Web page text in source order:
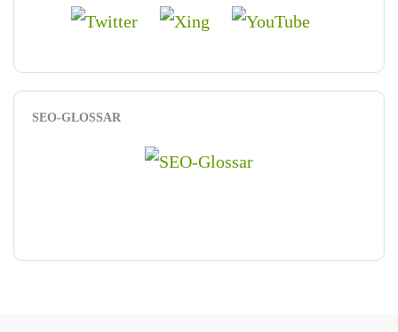
SEO-GLOSSAR